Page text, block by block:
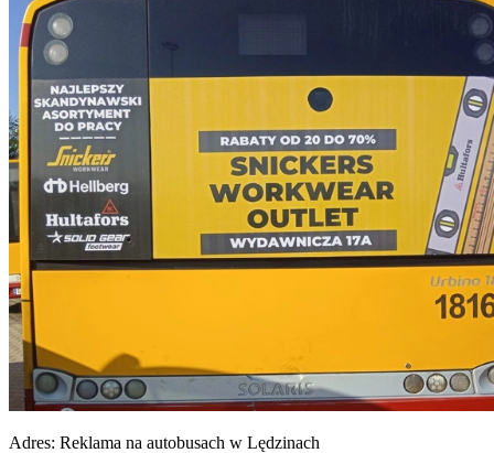
Adres: Reklama na autobusach w Lędzinach